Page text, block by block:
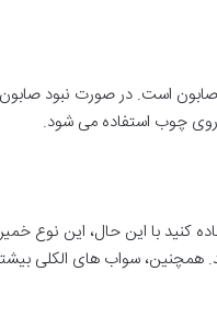
است. در صورت نبود
روی چوب استفاده می شود.
کنید با این حال، این نوع
سواب های الکلی بیشتر